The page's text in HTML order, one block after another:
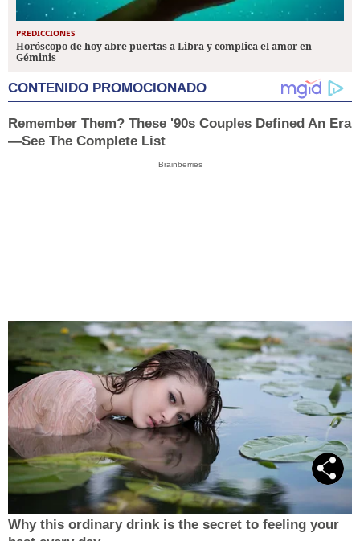
PREDICCIONES
Horóscopo de hoy abre puertas a Libra y complica el amor en
Géminis
CONTENIDO PROMOCIONADO
Remember Them? These '90s Couples Defined An Era
—See The Complete List
Brainberries
Why this ordinary drink is the secret to feeling your